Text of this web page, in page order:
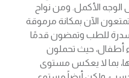
الوجه الأكمل. ومن نواح
الآن بمكانة مرموقة
سدرة للطب وتمضون قدمًا
أطفال، حيث تحملون
بما لا يعكس مستوى